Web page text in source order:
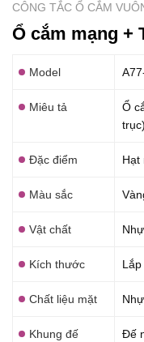
CÔNG TẮC Ổ CẮM
Ổ cắm mạng +
Model
Miêu tả
Ổ
trục)
Đặc điểm Hạt
Màu sắc
Vật chất
Kích thước
Chất liệu mặt
Khung đế Đế